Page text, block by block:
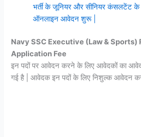
भर्ती के जूनियर और सीनियर कंसलटेंट के
ऑनलाइन आवेदन शुरू |
Navy SSC Executive (Law &
Application Fee
इन पदों पर आवेदन करने के लिए आवेदकों का
गई है | आवेदक इन पदों के लिए निशुल्क आवेदन